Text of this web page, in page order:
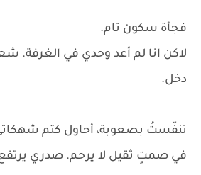
فجأة سكون تام.
لاكن انا لم أعد وحدي في الغرفة.
دخل.
تنفّستُ بصعوبة، أحاول كتم شهكاتي
في صمتٍ ثقيل لا يرحم. صدري